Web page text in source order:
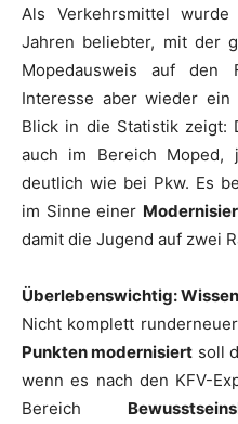
Als Verkehrsmittel
Jahren beliebter, mit der
Mopedausweis auf den
Interesse aber wieder
Blick in die Statistik zeigt:
auch im Bereich
deutlich wie bei Pkw. Es
im Sinne einer
damit die Jugend auf zwei
Überlebenswichtig:
Nicht komplett
Punkten modernisiert soll
wenn es nach den KFV-
Bereich